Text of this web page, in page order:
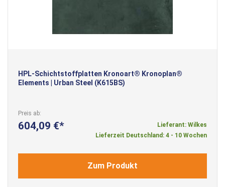
HPL-Schichtstoffplatten Kronoart® Kronoplan®
Elements | Urban Steel (K615BS)
Preis ab
604,09 €
Lieferant: Wilkes
Lieferzeit Deutschland: 4 - 10 Wochen
Zum Produkt